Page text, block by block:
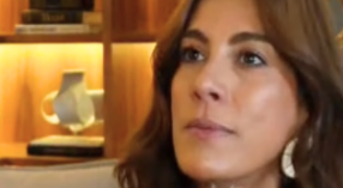
Economía
Estilo de vida
Contenido patrocinado
Instagram